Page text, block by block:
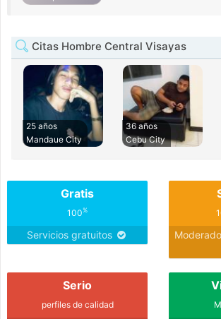
Citas Hombre Central Visayas
25 años
Mandaue City
36 años
Cebu City
Gratis
100%
Servicios gratuitos
Serio
perfiles de calidad